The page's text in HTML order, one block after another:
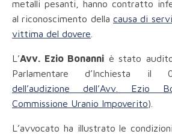
metalli pesanti, hanno contratto
al riconoscimento della causa di
vittima del dovere
L’Avv. Ezio Bonanni è stato
Parlamentare d’Inchiesta il
dell’audizione dell’Avv. Ezio
Commissione Uranio Impoverito).
L’avvocato ha illustrato le